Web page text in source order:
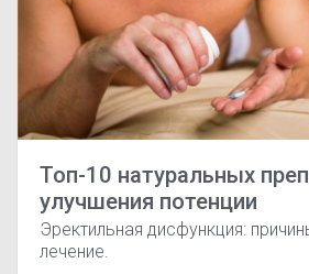
Топ-10 натуральных
улучшения потенции
Эректильная дисфункция:
лечение.